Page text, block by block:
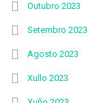
Outubro 2023
Setembro 2023
Agosto 2023
Xullo 2023